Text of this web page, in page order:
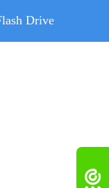
Drive